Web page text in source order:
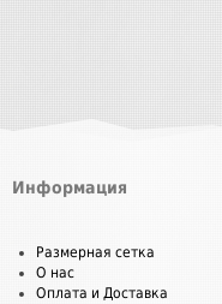
Информация
Размерная сетка
О нас
Оплата и Доставка